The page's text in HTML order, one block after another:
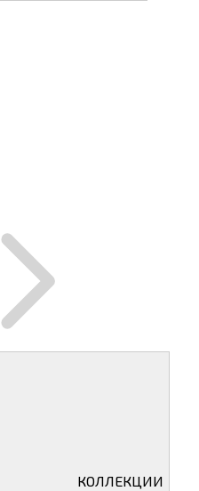
КОЛЛЕКЦИИ